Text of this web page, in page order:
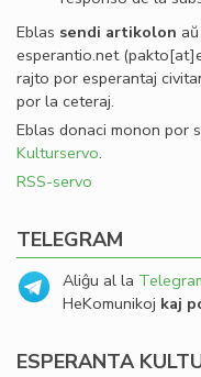
Eblas sendi artikolon
esperantio.net
rajto por esperantaj
por la ceteraj.
Eblas donaci monon por
Kulturservo.
RSS-servo
TELEGRAM
Aliĝu al la
HeKomunikoj kaj
ESPERANTA